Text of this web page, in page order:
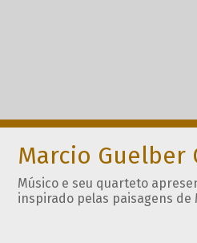
Marcio Guelber
Músico e seu quarteto
inspirado pelas paisagens de